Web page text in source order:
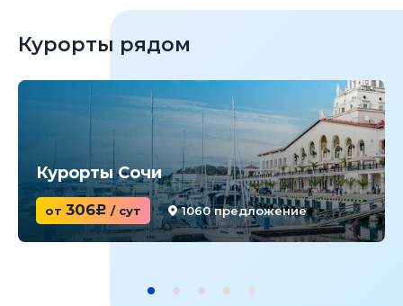
Курорты рядом
Курорты Сочи
от 306c / сут 1060 предложение